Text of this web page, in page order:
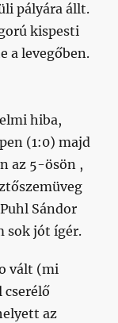
pályára állt.
kispesti
a levegőben.
hiba,
(1:0) majd
az 5-ösön ,
Sándor
sok jót ígér.
vált (mi
cserélő
az